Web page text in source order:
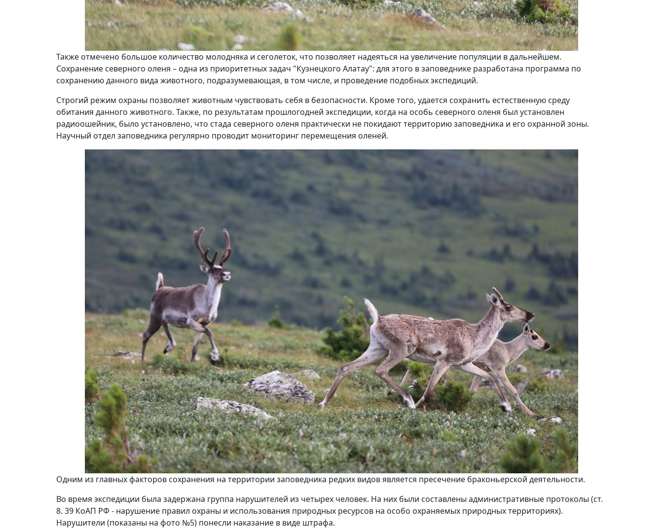
Также отмечено большое количество молодняка и сеголеток, что позволяет надеяться на увеличение популяции в дальнейшем.
Сохранение северного оленя – одна из приоритетных задач "Кузнецкого Алатау": для этого в заповеднике разработана программа по
сохранению данного вида животного, подразумевающая, в том числе, и проведение подобных экспедиций.
Строгий режим охраны позволяет животным чувствовать себя в безопасности. Кроме того, удается сохранить естественную среду
обитания данного животного. Также, по результатам прошлогодней экспедиции, когда на особь северного оленя был установлен
радиоошейник, было установлено, что стада северного оленя практически не покидают территорию заповедника и его охранной зоны.
Научный отдел заповедника регулярно проводит мониторинг перемещения оленей.
Одним из главных факторов сохранения на территории заповедника редких видов является пресечение браконьерской деятельности.
Во время экспедиции была задержана группа нарушителей из четырех человек. На них были составлены административные протоколы (ст.
8. 39 КоАП РФ - нарушение правил охраны и использования природных ресурсов на особо охраняемых природных территориях).
Нарушители (показаны на фото №5) понесли наказание в виде штрафа.